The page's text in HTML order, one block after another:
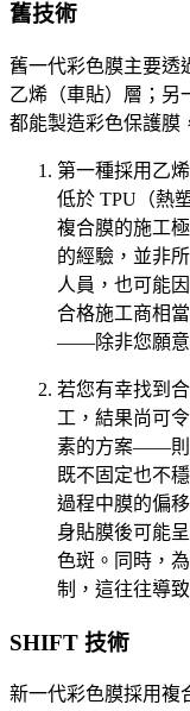
舊技術
舊一代彩色膜主要透
乙烯（車貼）層；另
都能製造彩色保護膜
第一種採用乙
低於 TPU（熱
複合膜的施工
的經驗，並非
人員，也可能
合格施工商相
——除非您願意
若您有幸找到
工，結果尚可
素的方案——則
既不固定也不
過程中膜的偏
身貼膜後可能
色斑。同時，
制，這往往導
SHIFT 技術
新一代彩色膜採用複